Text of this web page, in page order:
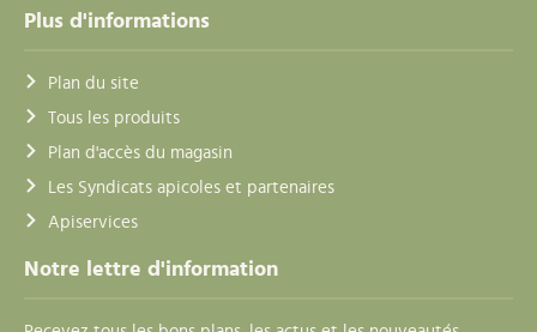
Plus d'informations
Plan du site
Tous les produits
Plan d'accès du magasin
Les Syndicats apicoles et partenaires
Apiservices
Notre lettre d'information